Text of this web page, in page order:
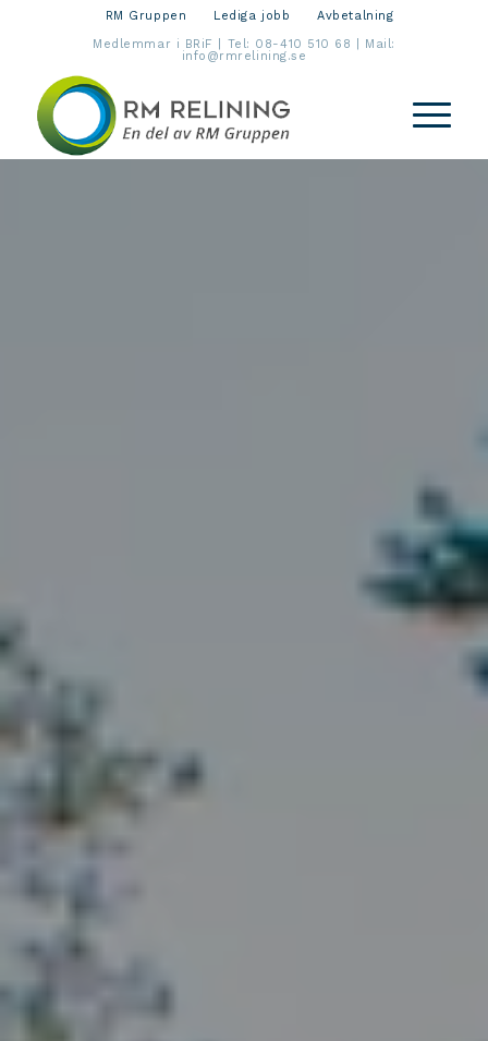
RM Gruppen Lediga jobb
Avbetalning
Medlemmar i BRiF | Tel: 08-410 510 68
| Mail:
info@rmrelining.se